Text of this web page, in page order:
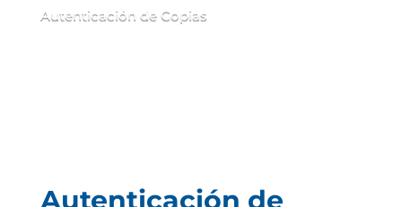
Autenticación de Copias
Autenticación de